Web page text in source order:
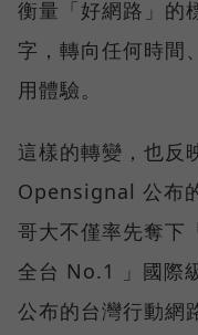
衡量「好網路」的
字，轉向任何時間
用體驗。
這樣的轉變，也反
Opensignal 公布
哥大不僅率先奪下
全台 No.1 」國際
公布的台灣行動網